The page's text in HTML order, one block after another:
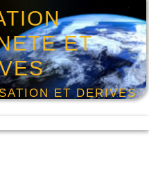
ET
ET DERIVES